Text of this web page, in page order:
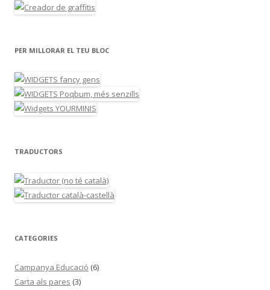
PER MILLORAR EL TEU BLOC
TRADUCTORS
CATEGORIES
Campanya Educació (6)
Carta als pares (3)